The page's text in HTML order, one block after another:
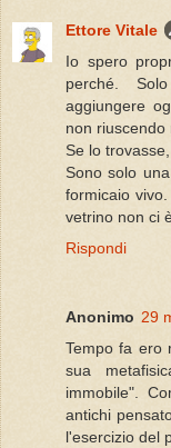
Ettore Vitale
Io spero
perché.
aggiungere
non riuscendo
Se lo
Sono solo
formicaio
vetrino non ci
Rispondi
Anonimo 29
Tempo fa ero
sua
immobile".
antichi
l'esercizio del